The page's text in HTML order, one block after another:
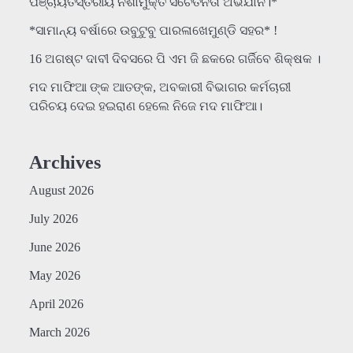
*ସାମାନ୍ୟ ବର୍ଷାରେ ଉବୁଟୁବୁ ପାରଳାଖେମୁଣ୍ଡି ସହର* !
16 ଅଗଷ୍ଟ ଦାବୀ ଦିବସରେ ପି ଏମ ଜି ଛକରେ ଗର୍ଜିବେ ଶିକ୍ଷକ ।
ମଦ ମାଫିଆ ଙ୍କ ଆତଙ୍କ, ଅବକାରୀ ବିଭାଗର କର୍ମଚାରୀ
ପରିଚୟ ଦେଇ ହଇରାଣ ହେଲେ ନିଜେ ମଦ ମାଫିଆ।
Archives
August 2026
July 2026
June 2026
May 2026
April 2026
March 2026